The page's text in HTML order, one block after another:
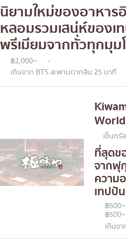
นิยามใหม่ของอาหาร
หลอมรวมเสน่ห์ของเ
พรีเมียมจากทั่วทุกมุม
฿2,000~
-
เดินจาก BTS สะพานตากสิน 25 นาที
World
เซ็นท
ที่สุดข
จากฟุ
ความ
เทปปัน
฿500~
฿500~
เดินจ